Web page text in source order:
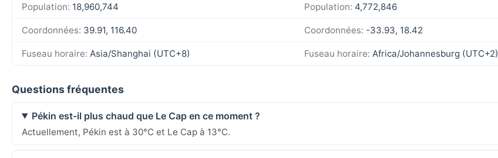
Population: 18,960,744 Population: 4,772,846
Coordonnées: 39.91, 116.40 Coordonnées: -33.93, 18.42
Fuseau horaire: Asia/Shanghai (UTC+8) Fuseau horaire: Africa/Johannesburg (UTC+2)
Questions fréquentes
Pékin est-il plus chaud que Le Cap en ce moment ?
Actuellement, Pékin est à 30°C et Le Cap à 13°C.